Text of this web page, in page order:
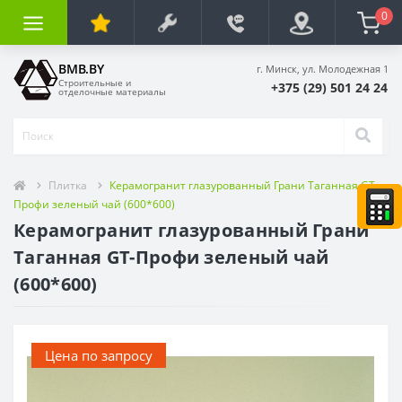
0
BMB.BY
Строительные и
отделочные материалы
г. Минск, ул. Молодежная 1
+375 (29) 501 24 24
Плитка
Керамогранит глазурованный Грани Таганная GT-
Профи зеленый чай (600*600)
Керамогранит глазурованный Грани
Таганная GT-Профи зеленый чай
(600*600)
Цена по запросу